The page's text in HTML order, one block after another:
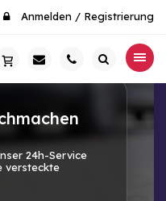
Anmelden / Registrierung
24h-Service
versteckte